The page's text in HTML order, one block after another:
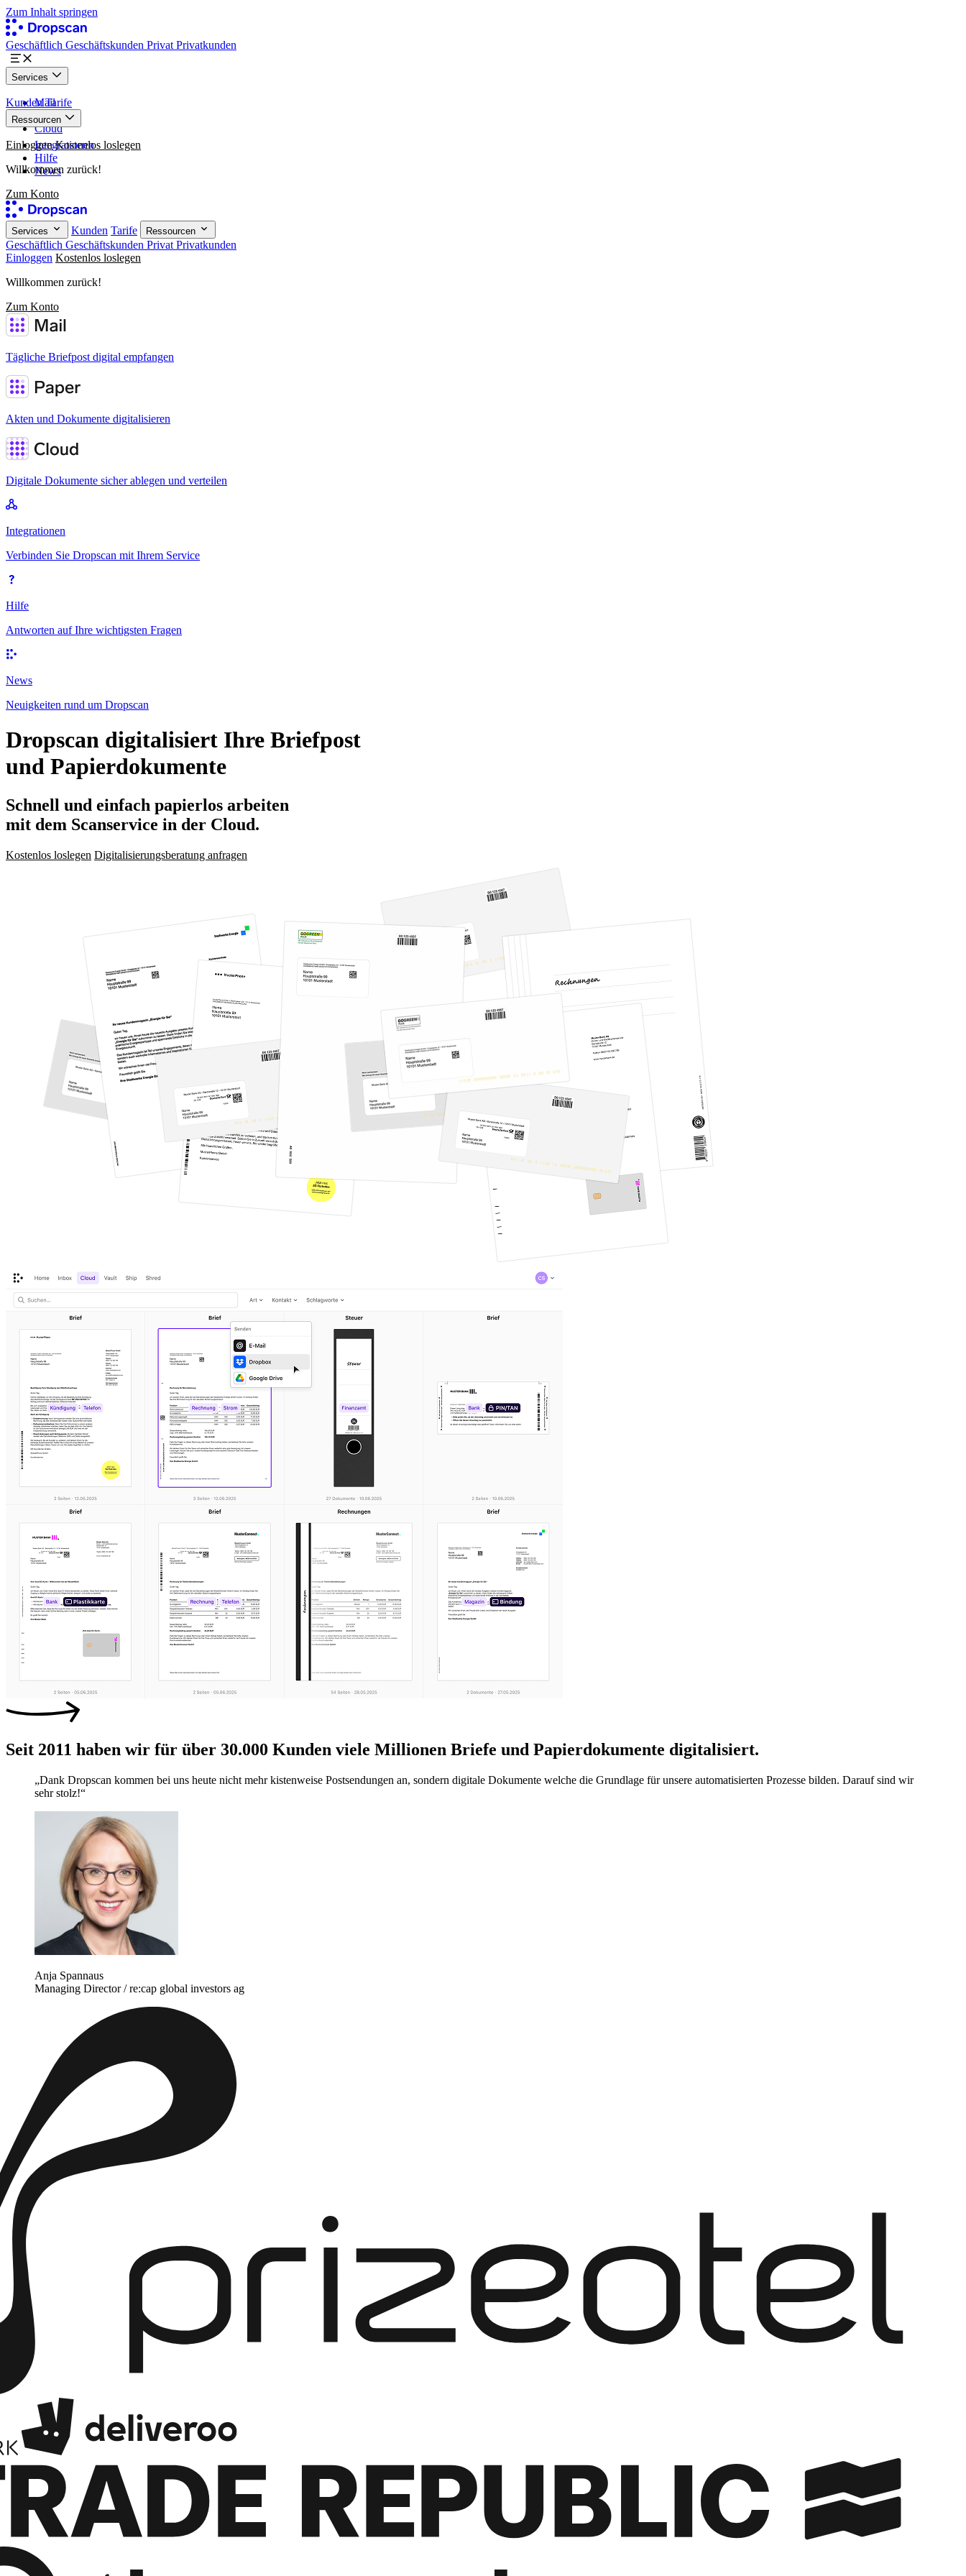
Zum Inhalt springen
Geschäftlich Geschäftskunden Privat Privatkunden
Services
Mail
Paper
Cloud
Kunden Tarife
Ressourcen
Integrationen
Hilfe
News
Einloggen Kostenlos loslegen
Willkommen zurück!
Zum Konto
Services Kunden Tarife Ressourcen
Geschäftlich Geschäftskunden Privat Privatkunden
Einloggen Kostenlos loslegen
Willkommen zurück!
Zum Konto
Tägliche Briefpost digital empfangen
Akten und Dokumente digitalisieren
Digitale Dokumente sicher ablegen und verteilen
Integrationen
Verbinden Sie Dropscan mit Ihrem Service
Hilfe
Antworten auf Ihre wichtigsten Fragen
News
Neuigkeiten rund um Dropscan
Dropscan digitalisiert Ihre Briefpost
und Papierdokumente
Schnell und einfach papierlos arbeiten
mit dem Scanservice in der Cloud.
Kostenlos loslegen Digitalisierungsberatung anfragen
Seit 2011 haben wir für über 30.000 Kunden viele Millionen Briefe und Papierdokumente digitalisiert.
„Dank Dropscan kommen bei uns heute nicht mehr kistenweise Postsendungen an, sondern digitale Dokumente welche die Grundlage für unsere automatisierten Prozesse bilden. Darauf sind wir
sehr stolz!“
Anja Spannaus
Managing Director/re:cap global investors ag